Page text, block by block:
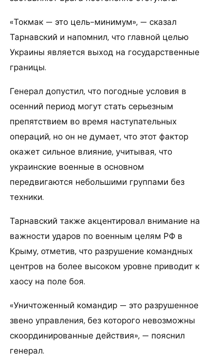
«Токмак — это цель-минимум», — сказал
Тарнавский и напомнил, что главной целью
Украины является выход на государственные
границы.
Генерал допустил, что погодные условия в
осенний период могут стать серьезным
препятствием во время наступательных
операций, но он не думает, что этот фактор
окажет сильное влияние, учитывая, что
украинские военные в основном
передвигаются небольшими группами без
техники.
Тарнавский также акцентировал внимание на
важности ударов по военным целям РФ в
Крыму, отметив, что разрушение командных
центров на более высоком уровне приводит к
хаосу на поле боя.
«Уничтоженный командир — это разрушенное
звено управления, без которого невозможны
скоординированные действия», — пояснил
генерал.